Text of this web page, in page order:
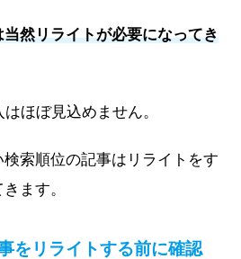
然リライトが必要になってき
ほぼ見込めません。
索順位の記事はリライトをす
ます。
をリライトする前に確認